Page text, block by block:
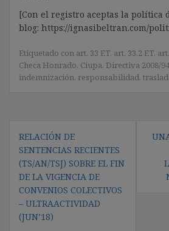
[Con el registro aceptas la política
blog: https://ignasibeltran.com/
Etiquetado con art. 33 ET, art. 33.2 ET,
Checa Honrado, Ciupa, Directiva 2008/94
indemnización, responsabilidad,
Navegación
de
entradas
RELACIÓN DE
SENTENCIAS RECIENTES
(TS/AN/TSJ) SOBRE EL FIN
DE LA VIGENCIA DE
CONVENIOS COLECTIVOS
– ULTRAACTIVIDAD
(JUN’18)